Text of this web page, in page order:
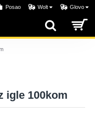
Posao Wolt Glovo
igle 100kom